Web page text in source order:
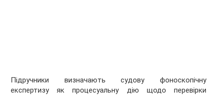
Підручники визначають судову фоноскопічну
експертизу як процесуальну дію щодо перевірки